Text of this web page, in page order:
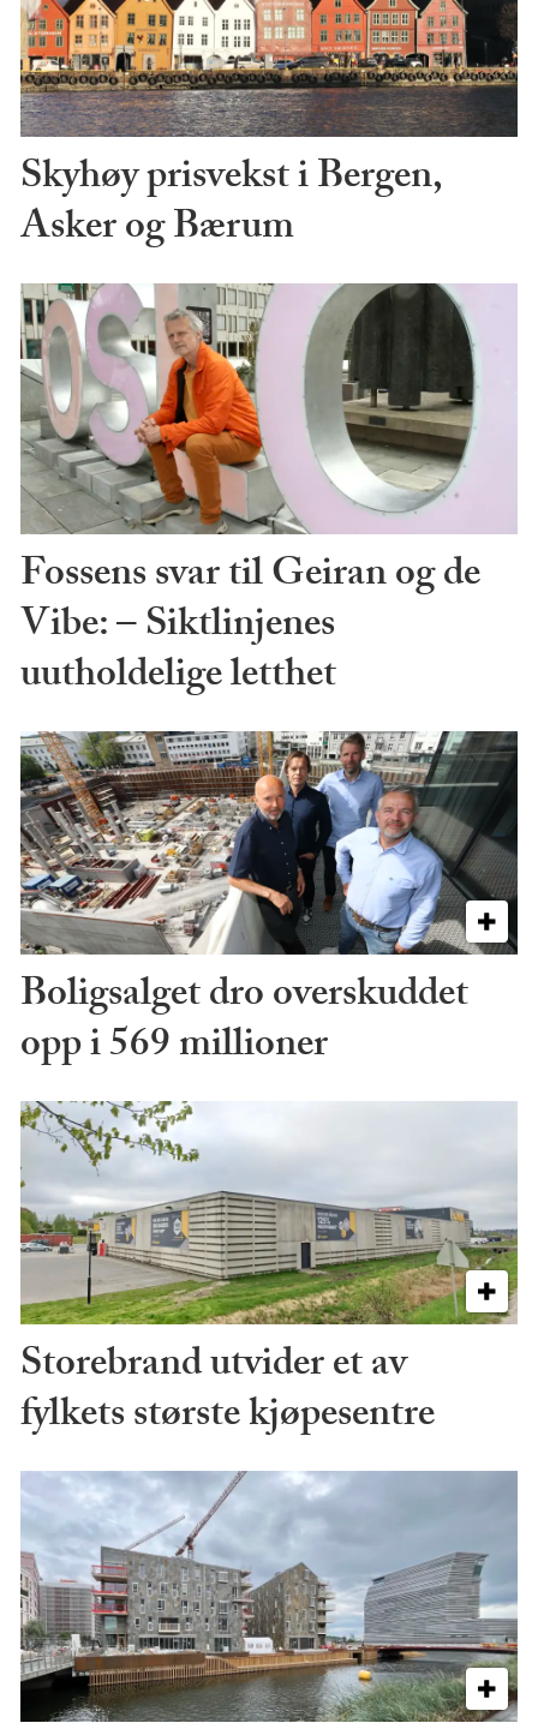
Skyhøy prisvekst i Bergen,
Asker og Bærum
Fossens svar til Geiran og de
Vibe: – Siktlinjenes
uutholdelige letthet
Boligsalget dro overskuddet
opp i 569 millioner
Storebrand utvider et av
fylkets største kjøpesentre